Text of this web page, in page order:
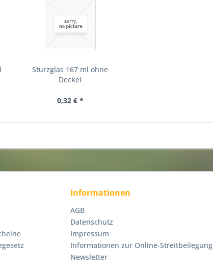
Sturzglas 167 ml ohne
Deckel
0,32 € *
Informationen
AGB
Datenschutz
Impressum
Informationen zur Online-Streitbeilegung
Newsletter